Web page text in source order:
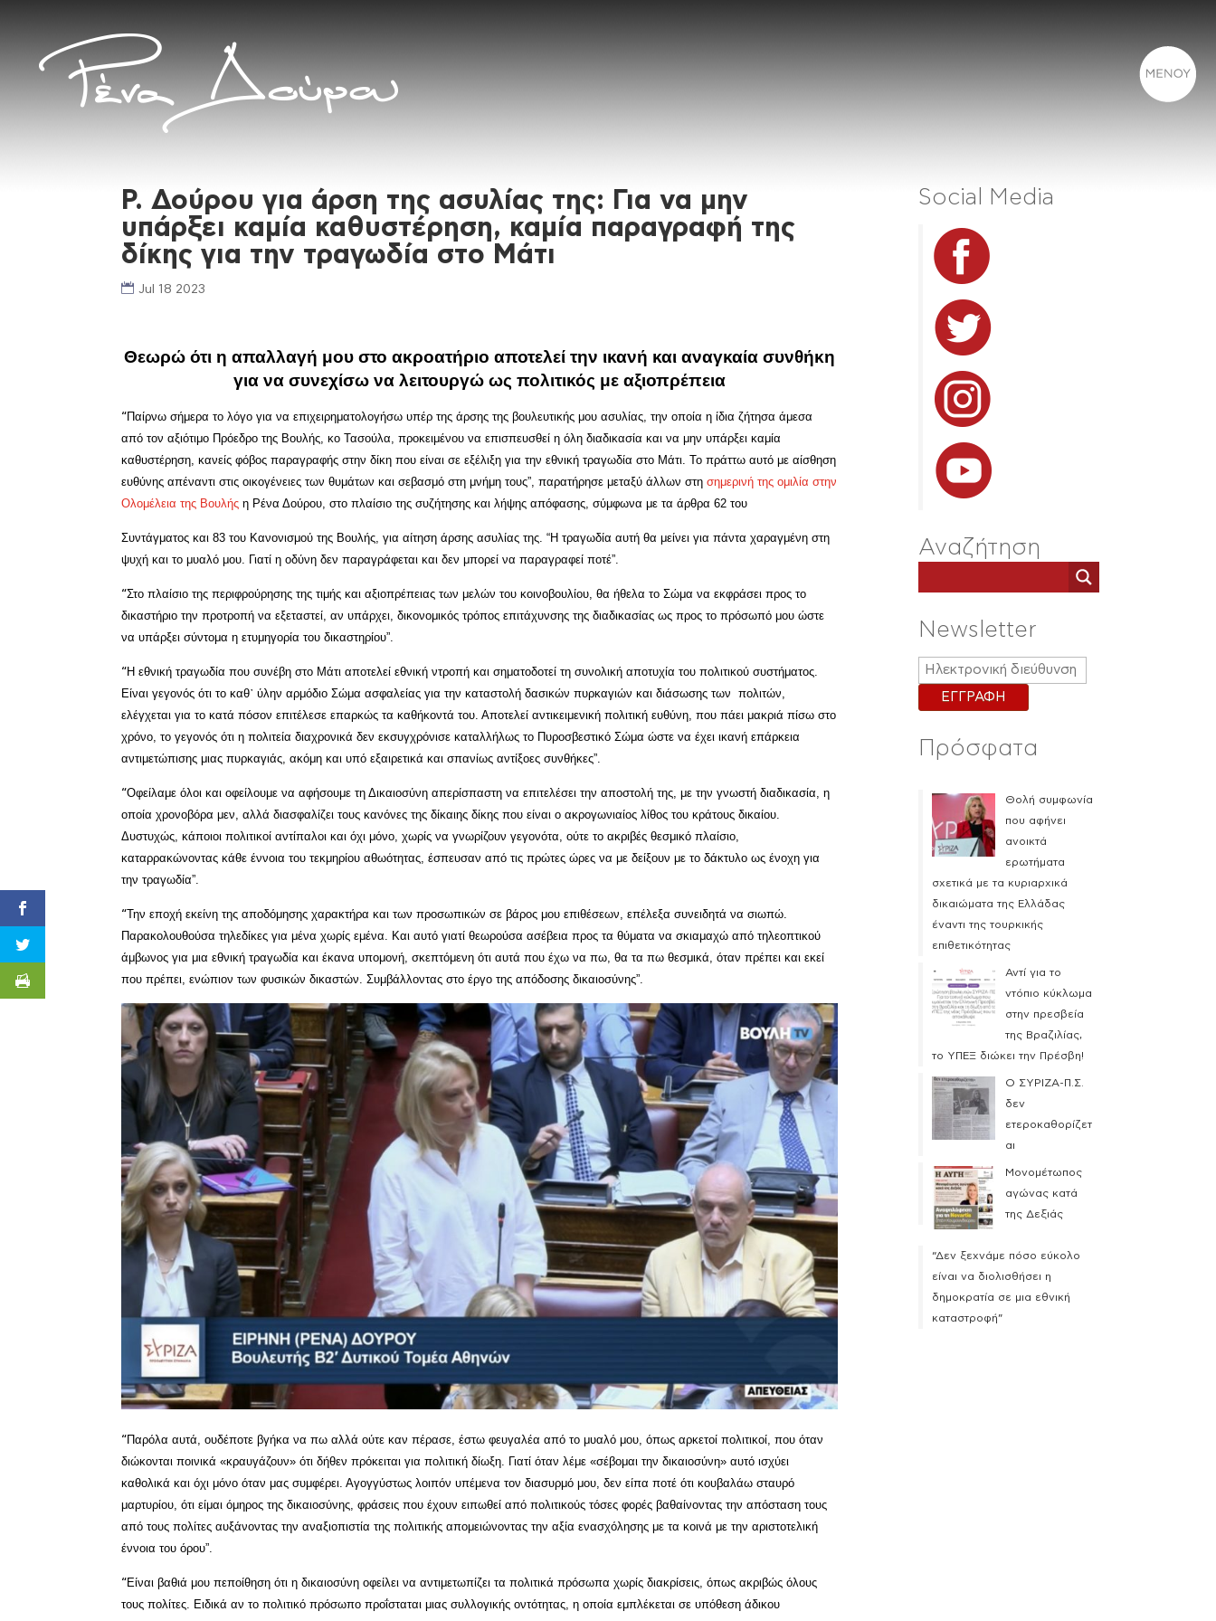
Ρ. Δούρου για άρση της ασυλίας της: Για να μην
υπάρξει καμία καθυστέρηση, καμία παραγραφή της
δίκης για την τραγωδία στο Μάτι
Jul 18 2023
Θεωρώ ότι η απαλλαγή μου στο ακροατήριο αποτελεί την ικανή και αναγκαία συνθήκη
για να συνεχίσω να λειτουργώ ως πολιτικός με αξιοπρέπεια
“Παίρνω σήμερα το λόγο για να επιχειρηματολογήσω υπέρ της άρσης της βουλευτικής μου ασυλίας, την οποία η ίδια ζήτησα άμεσα
από τον αξιότιμο Πρόεδρο της Βουλής, κο Τασούλα, προκειμένου να επισπευσθεί η όλη διαδικασία και να μην υπάρξει καμία
καθυστέρηση, κανείς φόβος παραγραφής στην δίκη που είναι σε εξέλιξη για την εθνική τραγωδία στο Μάτι. Το πράττω αυτό με αίσθηση
ευθύνης απέναντι στις οικογένειες των θυμάτων και σεβασμό στη μνήμη τους”, παρατήρησε μεταξύ άλλων στησημερινή της ομιλία στην
Ολομέλεια της Βουλής η Ρένα Δούρου, στο πλαίσιο τηςσυζήτησης και λήψης απόφασης, σύμφωνα με τα άρθρα 62 του
Συντάγματος και 83 του Κανονισμού της Βουλής, για αίτηση άρσης ασυλίας της. “Η τραγωδία αυτή θα μείνει για πάντα χαραγμένη στη
ψυχή και το μυαλό μου. Γιατί η οδύνη δεν παραγράφεται και δεν μπορεί να παραγραφεί ποτέ”.
“Στο πλαίσιο της περιφρούρησης της τιμής και αξιοπρέπειας των μελών του κοινοβουλίου, θα ήθελα το Σώμα να εκφράσει προς το
δικαστήριο την προτροπή να εξεταστεί, αν υπάρχει, δικονομικός τρόπος επιτάχυνσης της διαδικασίας ως προς το πρόσωπό μου ώστε
να υπάρξει σύντομα η ετυμηγορία του δικαστηρίου”.
“Η εθνική τραγωδία που συνέβη στο Μάτι αποτελεί εθνική ντροπή και σηματοδοτεί τη συνολική αποτυχία του πολιτικού συστήματος.
Είναι γεγονός ότι το καθ᾽ ύλην αρμόδιο Σώμα ασφαλείας για την καταστολή δασικών πυρκαγιών και διάσωσης των πολιτών,
ελέγχεται για το κατά πόσον επιτέλεσε επαρκώς τα καθήκοντά του. Αποτελεί αντικειμενική πολιτική ευθύνη, που πάει μακριά πίσω στο
χρόνο, το γεγονός ότι η πολιτεία διαχρονικά δεν εκσυγχρόνισε καταλλήλως το Πυροσβεστικό Σώμα ώστε να έχει ικανή επάρκεια
αντιμετώπισης μιας πυρκαγιάς, ακόμη και υπό εξαιρετικά και σπανίως αντίξοες συνθήκες”.
“Οφείλαμε όλοι και οφείλουμε να αφήσουμε τη Δικαιοσύνη απερίσπαστη να επιτελέσει την αποστολή της, με την γνωστή διαδικασία, η
οποία χρονοβόρα μεν, αλλά διασφαλίζει τους κανόνες της δίκαιης δίκης που είναι ο ακρογωνιαίος λίθος του κράτους δικαίου.
Δυστυχώς, κάποιοι πολιτικοί αντίπαλοι και όχι μόνο, χωρίς να γνωρίζουν γεγονότα, ούτε το ακριβές θεσμικό πλαίσιο,
καταρρακώνοντας κάθε έννοια του τεκμηρίου αθωότητας, έσπευσαν από τις πρώτες ώρες να με δείξουν με το δάκτυλο ως ένοχη για
την τραγωδία”.
“Την εποχή εκείνη της αποδόμησης χαρακτήρα και των προσωπικών σε βάρος μου επιθέσεων, επέλεξα συνειδητά να σιωπώ.
Παρακολουθούσα τηλεδίκες για μένα χωρίς εμένα. Και αυτό γιατί θεωρούσα ασέβεια προς τα θύματα να σκιαμαχώ από τηλεοπτικού
άμβωνος για μια εθνική τραγωδία και έκανα υπομονή, σκεπτόμενη ότι αυτά που έχω να πω, θα τα πω θεσμικά, όταν πρέπει και εκεί
που πρέπει, ενώπιον των φυσικών δικαστών. Συμβάλλοντας στο έργο της απόδοσης δικαιοσύνης”.
“Παρόλα αυτά, ουδέποτε βγήκα να πω αλλά ούτε καν πέρασε, έστω φευγαλέα από το μυαλό μου, όπως αρκετοί πολιτικοί, που όταν
διώκονται ποινικά «κραυγάζουν» ότι δήθεν πρόκειται για πολιτική δίωξη. Γιατί όταν λέμε «σέβομαι την δικαιοσύνη» αυτό ισχύει
καθολικά και όχι μόνο όταν μας συμφέρει. Αγογγύστως λοιπόν υπέμενα τον διασυρμό μου, δεν είπα ποτέ ότι κουβαλάω σταυρό
μαρτυρίου, ότι είμαι όμηρος της δικαιοσύνης, φράσεις που έχουν ειπωθεί από πολιτικούς τόσες φορές βαθαίνοντας την απόσταση τους
από τους πολίτες αυξάνοντας την αναξιοπιστία της πολιτικής απομειώνοντας την αξία ενασχόλησης με τα κοινά με την αριστοτελική
έννοια του όρου”.
“Είναι βαθιά μου πεποίθηση ότι η δικαιοσύνη οφείλει να αντιμετωπίζει τα πολιτικά πρόσωπα χωρίς διακρίσεις, όπως ακριβώς όλους
τους πολίτες. Ειδικά αν το πολιτικό πρόσωπο προΐσταται μιας συλλογικής οντότητας, η οποία εμπλέκεται σε υπόθεση άδικου
Social Media
Αναζήτηση
Newsletter
Πρόσφατα
Θολή συμφωνία
που αφήνει
ανοικτά
ερωτήματα
σχετικά με τα κυριαρχικά
δικαιώματα της Ελλάδας
έναντι της τουρκικής
επιθετικότητας
Αντί για το
ντόπιο κύκλωμα
στην πρεσβεία
της Βραζιλίας,
το ΥΠΕΞ διώκει την Πρέσβη!
Ο ΣΥΡΙΖΑ-Π.Σ.
δεν
ετεροκαθορίζετ
αι
Μονομέτωπος
αγώνας κατά
της Δεξιάς
“Δεν ξεχνάμε πόσο εύκολο
είναι να διολισθήσει η
δημοκρατία σε μια εθνική
καταστροφή”